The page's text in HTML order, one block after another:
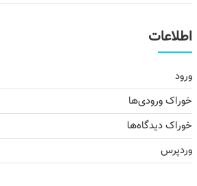
اطلاعات
ورود
خوراک ورودی‌ها
خوراک دیدگاه‌ها
وردپرس